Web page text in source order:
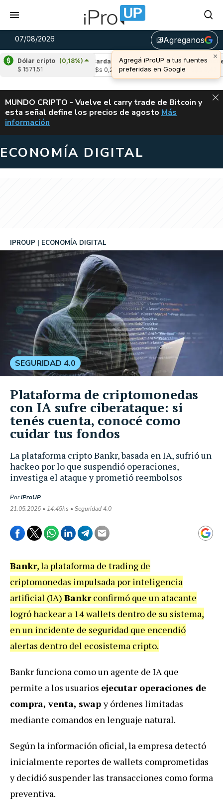
07/08/2026 library_addAgreganos
×
Agregá iProUP a tus fuentes
preferidas en Google
Dólar cripto (0,18%)
$ 1571,51
(-2,28%)
Cardano
(6,96%)
u$s 0,20
Avalanche
u$s 6,42
ALERTA
MUNDO CRIPTO - Vuelve el carry trade de Bitcoin y
esta señal define los precios de agosto VUELVE EL
Más
información
ECONOMÍA DIGITAL
La plataforma cripto Bankr, basada en IA, sufrió un
hackeo por lo que suspendió operaciones,
investiga el ataque y prometió reembolsos
IPROUP ECONOMÍA DIGITAL
PoriProUP
21.05.2026 • 14:45hs • Seguridad 4.0
SEGURIDAD 4.0
Plataforma de criptomonedas
con IA sufre ciberataque: si
tenés cuenta, conocé como
cuidar tus fondos
Bankr, la plataforma de trading de
criptomonedas impulsada por inteligencia
artificial (IA) Bankrconfirmó que un atacante
logró hackear a 14 wallets dentro de su sistema,
en un incidente de seguridad que encendió
alertas dentro del ecosistema cripto.
Bankr funciona como un agente de IA que
permite a los usuarios ejecutar operaciones de
compra, venta, swapy órdenes limitadas
mediante comandos en lenguaje natural.
Según la información oficial, la empresa detectó
inicialmente reportes de wallets comprometidas
y decidió suspender las transacciones como forma
preventiva.